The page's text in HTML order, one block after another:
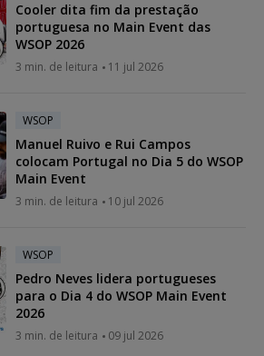
Cooler dita fim da prestação
portuguesa no Main Event das
WSOP 2026
3 min. de leitura 11 jul 2026
WSOP
Manuel Ruivo e Rui Campos
colocam Portugal no Dia 5 do WSOP
Main Event
3 min. de leitura 10 jul 2026
WSOP
Pedro Neves lidera portugueses
para o Dia 4 do WSOP Main Event
2026
3 min. de leitura 09 jul 2026